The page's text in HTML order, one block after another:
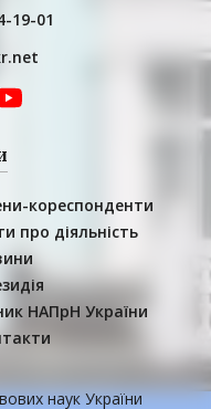
19-01
кореспонденти
про діяльність
НАПрН України
наук України